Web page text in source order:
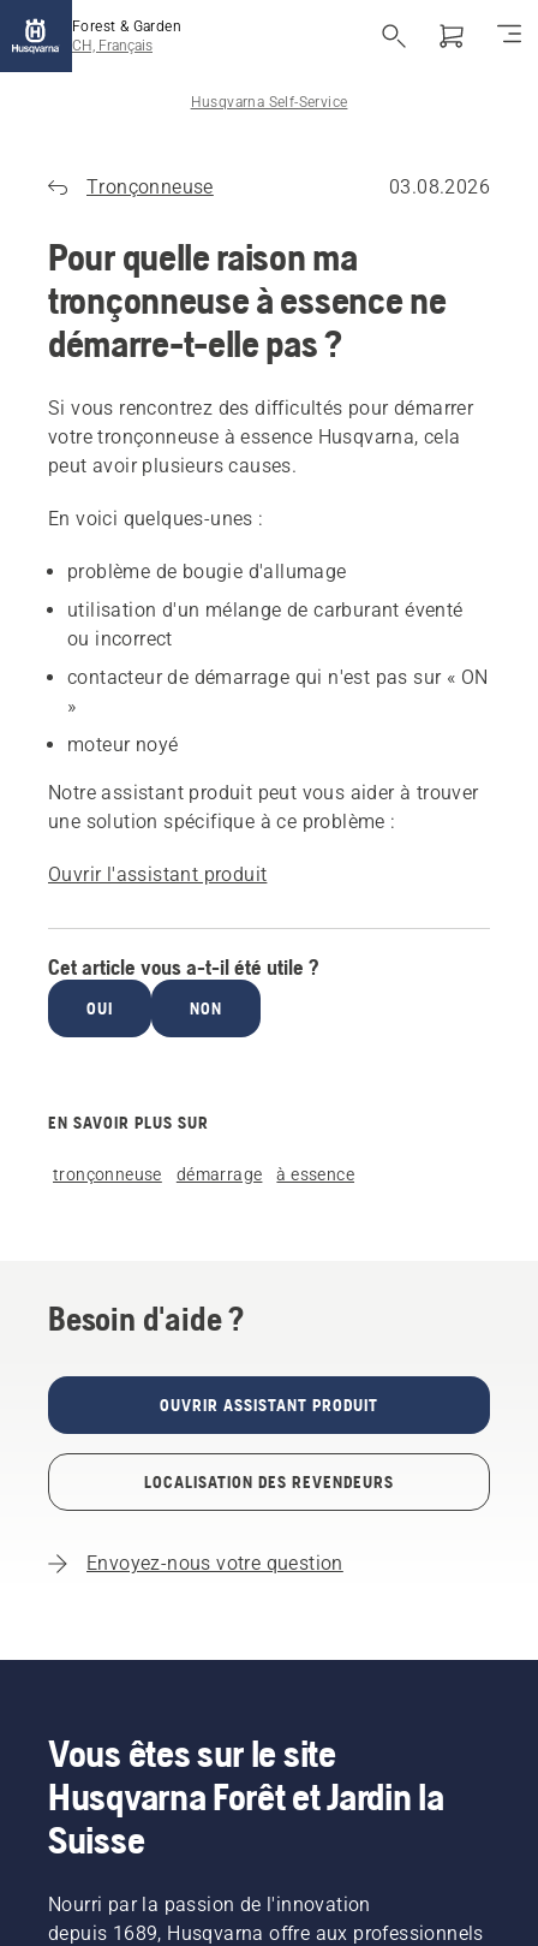
Forest & Garden
CH, Français
Husqvarna Self-Service
Tronçonneuse 03.08.2026
Pour quelle raison ma
tronçonneuse à essence ne
démarre-t-elle pas ?
Si vous rencontrez des difficultés pour démarrer
votre tronçonneuse à essence Husqvarna, cela
peut avoir plusieurs causes.
En voici quelques-unes :
problème de bougie d'allumage
utilisation d'un mélange de carburant éventé
ou incorrect
contacteur de démarrage qui n'est pas sur « ON
»
moteur noyé
Notre assistant produit peut vous aider à trouver
une solution spécifique à ce problème :
Ouvrir l'assistant produit
Cet article vous a-t-il été utile ?
OUI NON
EN SAVOIR PLUS SUR
tronçonneuse démarrage à essence
Besoin d'aide ?
OUVRIR ASSISTANT PRODUIT
LOCALISATION DES REVENDEURS
Envoyez-nous votre question
Vous êtes sur le site
Husqvarna Forêt et Jardin la
Suisse
Nourri par la passion de l'innovation
depuis 1689, Husqvarna offre aux professionnels